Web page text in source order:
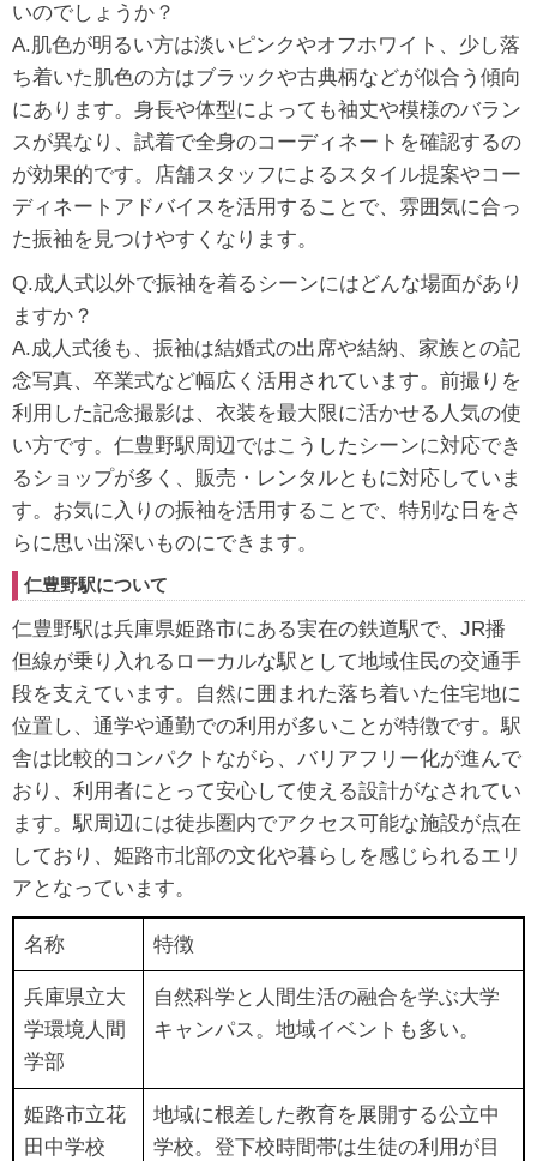
いのでしょうか？
A.肌色が明るい方は淡いピンクやオフホワイト、少し落
ち着いた肌色の方はブラックや古典柄などが似合う傾向
にあります。身長や体型によっても袖丈や模様のバラン
スが異なり、試着で全身のコーディネートを確認するの
が効果的です。店舗スタッフによるスタイル提案やコー
ディネートアドバイスを活用することで、雰囲気に合っ
た振袖を見つけやすくなります。
Q.成人式以外で振袖を着るシーンにはどんな場面があり
ますか？
A.成人式後も、振袖は結婚式の出席や結納、家族との記
念写真、卒業式など幅広く活用されています。前撮りを
利用した記念撮影は、衣装を最大限に活かせる人気の使
い方です。仁豊野駅周辺ではこうしたシーンに対応でき
るショップが多く、販売・レンタルともに対応していま
す。お気に入りの振袖を活用することで、特別な日をさ
らに思い出深いものにできます。
仁豊野駅について
仁豊野駅は兵庫県姫路市にある実在の鉄道駅で、JR播
但線が乗り入れるローカルな駅として地域住民の交通手
段を支えています。自然に囲まれた落ち着いた住宅地に
位置し、通学や通勤での利用が多いことが特徴です。駅
舎は比較的コンパクトながら、バリアフリー化が進んで
おり、利用者にとって安心して使える設計がなされてい
ます。駅周辺には徒歩圏内でアクセス可能な施設が点在
しており、姫路市北部の文化や暮らしを感じられるエリ
アとなっています。
名称 特徴
兵庫県立大
学環境人間
学部
自然科学と人間生活の融合を学ぶ大学
キャンパス。地域イベントも多い。
姫路市立花
田中学校
地域に根差した教育を展開する公立中
学校。登下校時間帯は生徒の利用が目